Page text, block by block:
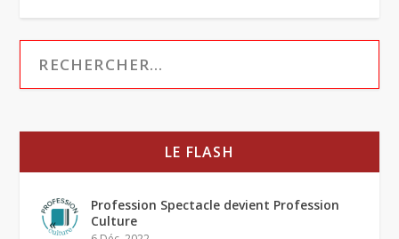
LE FLASH
Profession Spectacle devient Profession
Culture